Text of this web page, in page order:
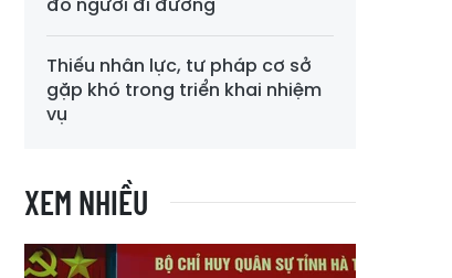
đố người đi đường
Thiếu nhân lực, tư pháp cơ sở
gặp khó trong triển khai nhiệm
vụ
XEM NHIỀU